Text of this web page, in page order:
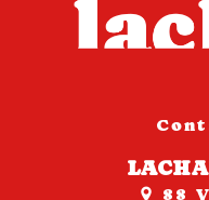
88